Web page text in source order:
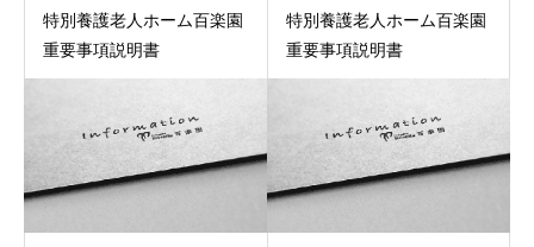
特別養護老人ホーム百楽園
重要事項説明書
特別養護老人ホーム百楽園
重要事項説明書